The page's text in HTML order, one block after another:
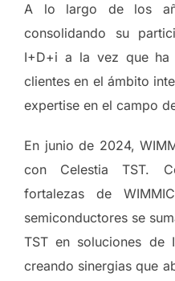
A lo largo de los
consolidando su
I+D+i a la vez que ha
clientes en el ámbito
expertise en el campo
En junio de 2024,
con Celestia TST.
fortalezas de
semiconductores se
TST en soluciones de
creando sinergias que